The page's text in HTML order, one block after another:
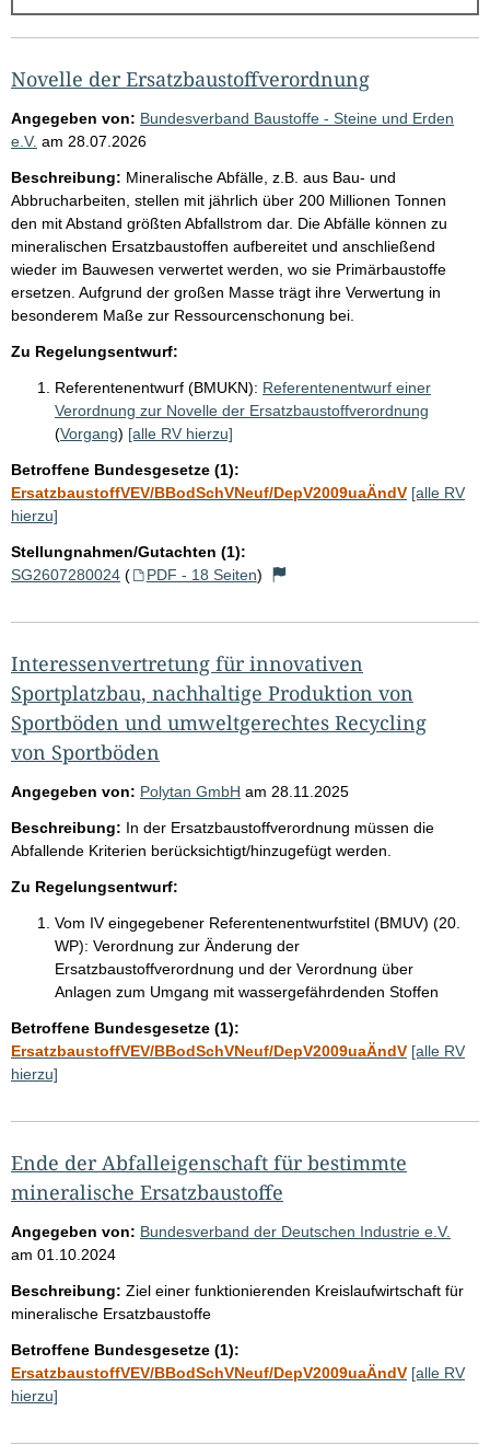
g
e
b
n
i
s
s
e
p
r
o
S
e
Novelle der Ersatzbaustoffverordnung
Angegeben von: Bundesverband Baustoffe - Steine und Erden
e.V. am 28.07.2026
Beschreibung: Mineralische Abfälle, z.B. aus Bau- und
Abbrucharbeiten, stellen mit jährlich über 200 Millionen Tonnen
den mit Abstand größten Abfallstrom dar. Die Abfälle können zu
mineralischen Ersatzbaustoffen aufbereitet und anschließend
wieder im Bauwesen verwertet werden, wo sie Primärbaustoffe
ersetzen. Aufgrund der großen Masse trägt ihre Verwertung in
besonderem Maße zur Ressourcenschonung bei.
Zu Regelungsentwurf:
Referentenentwurf (BMUKN): Referentenentwurf einer
Verordnung zur Novelle der Ersatzbaustoffverordnung
(Vorgang) [alle RV hierzu]
Betroffene Bundesgesetze (1):
ErsatzbaustoffVEV/BBodSchVNeuf/DepV2009uaÄndV [alle RV
hierzu]
Stellungnahmen/Gutachten (1):
SG2607280024 ( PDF - 18 Seiten)
Interessenvertretung für innovativen
Sportplatzbau, nachhaltige Produktion von
Sportböden und umweltgerechtes Recycling
von Sportböden
Angegeben von: Polytan GmbH am 28.11.2025
Beschreibung: In der Ersatzbaustoffverordnung müssen die
Abfallende Kriterien berücksichtigt/hinzugefügt werden.
Zu Regelungsentwurf:
Vom IV eingegebener Referentenentwurfstitel (BMUV) (20.
WP): Verordnung zur Änderung der
Ersatzbaustoffverordnung und der Verordnung über
Anlagen zum Umgang mit wassergefährdenden Stoffen
Betroffene Bundesgesetze (1):
ErsatzbaustoffVEV/BBodSchVNeuf/DepV2009uaÄndV [alle RV
hierzu]
Ende der Abfalleigenschaft für bestimmte
mineralische Ersatzbaustoffe
Angegeben von: Bundesverband der Deutschen Industrie e.V.
am 01.10.2024
Beschreibung: Ziel einer funktionierenden Kreislaufwirtschaft für
mineralische Ersatzbaustoffe
Betroffene Bundesgesetze (1):
ErsatzbaustoffVEV/BBodSchVNeuf/DepV2009uaÄndV [alle RV
hierzu]